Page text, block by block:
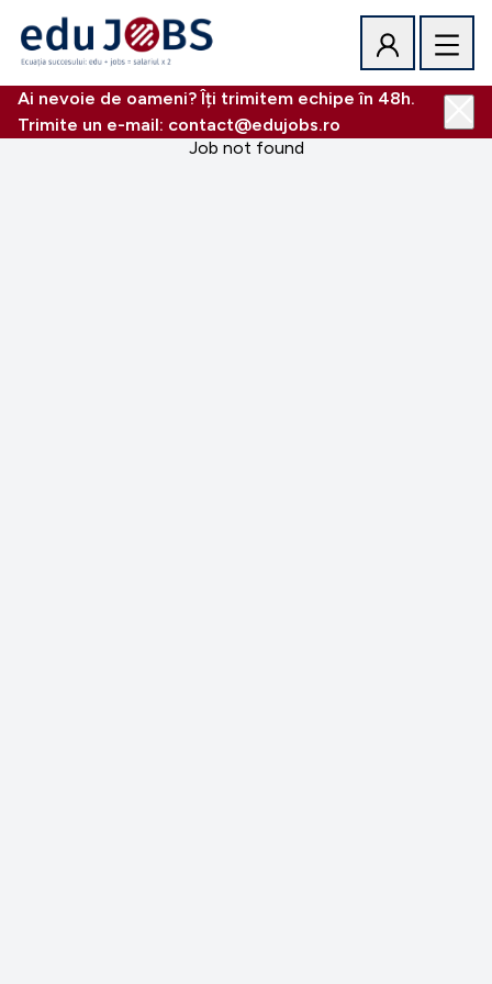
Ai nevoie de oameni? Îți trimitem echipe în 48h.
Trimite un e-mail: contact@edujobs.ro
Job not found